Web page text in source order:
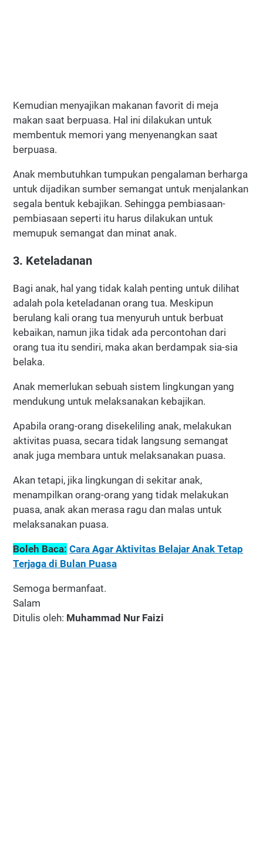
Kemudian menyajikan makanan favorit di meja
makan saat berpuasa. Hal ini dilakukan untuk
membentuk memori yang menyenangkan saat
berpuasa.
Anak membutuhkan tumpukan pengalaman berharga
untuk dijadikan sumber semangat untuk menjalankan
segala bentuk kebajikan. Sehingga pembiasaan-
pembiasaan seperti itu harus dilakukan untuk
memupuk semangat dan minat anak.
3. Keteladanan
Bagi anak, hal yang tidak kalah penting untuk dilihat
adalah pola keteladanan orang tua. Meskipun
berulang kali orang tua menyuruh untuk berbuat
kebaikan, namun jika tidak ada percontohan dari
orang tua itu sendiri, maka akan berdampak sia-sia
belaka.
Anak memerlukan sebuah sistem lingkungan yang
mendukung untuk melaksanakan kebajikan.
Apabila orang-orang disekeliling anak, melakukan
aktivitas puasa, secara tidak langsung semangat
anak juga membara untuk melaksanakan puasa.
Akan tetapi, jika lingkungan di sekitar anak,
menampilkan orang-orang yang tidak melakukan
puasa, anak akan merasa ragu dan malas untuk
melaksanakan puasa.
Boleh Baca: Cara Agar Aktivitas Belajar Anak Tetap
Terjaga di Bulan Puasa
Semoga bermanfaat.
Salam
Ditulis oleh: Muhammad Nur Faizi